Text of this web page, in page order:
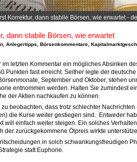
Korrektur, dann stabile Börsen, wie erwartet -
dann stabile Börsen, wie erwartet
Anlegertipps Börsenkommentare
letzten Kommentar ein mögliches Absinken
Punkten fast erreicht. Seither legte der
September und Oktober, stehen
entnommen werden. Halten Sie zumindest
der Aktien nachkaufen zu können.
zu beobachten, dass trotz schlechter
die Kurse weiter gestiegen sind. Entweder
will einfach weiter steigen. Ein solches
der zurückgekommene Ölpreis wirkte
in solch schwankungsfreudigen
statt Euphorie.